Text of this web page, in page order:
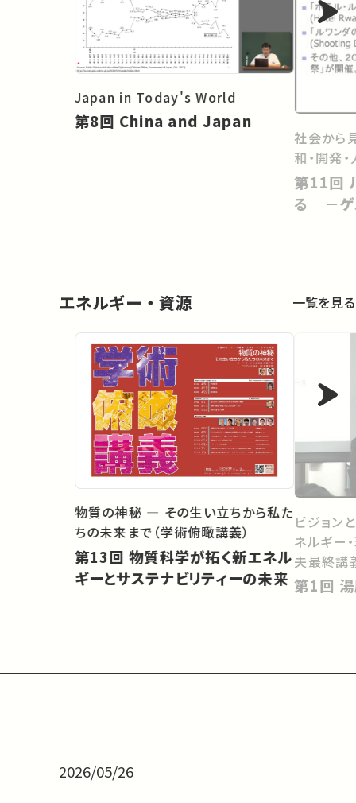
Japan in Today's World
第8回 China and Japan
社会から
和・開発
第11回 ルワンダの虐殺から考え
る －ゲ
エネルギー・資源 一覧を見る
物質の神秘 ― その生い立ちから私た
ちの未来まで（学術俯瞰講義）
第13回 物質科学が拓く新エネル
ギーとサステナビリティーの未来
ビジョン
ネルギー
夫最終
第
2026/05/26